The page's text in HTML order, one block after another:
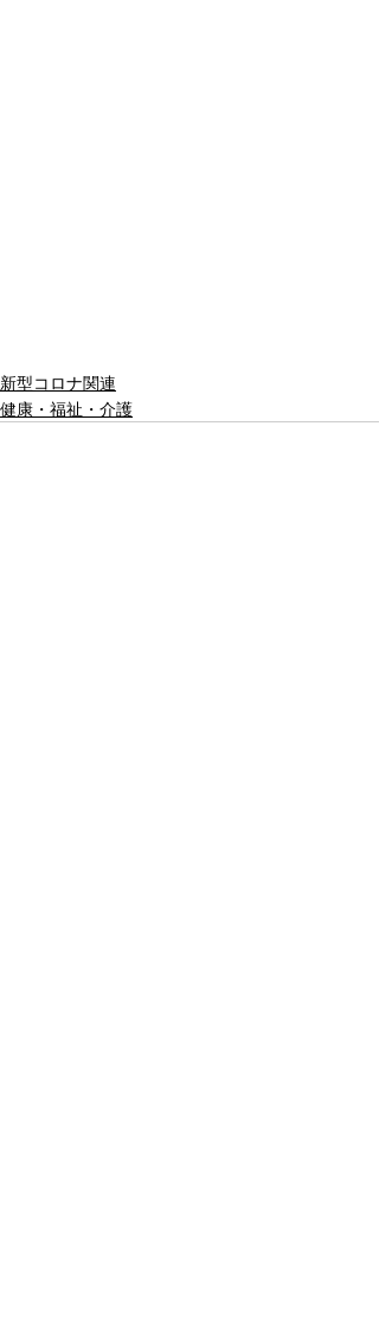
新型コロナ関連
健康・福祉・介護